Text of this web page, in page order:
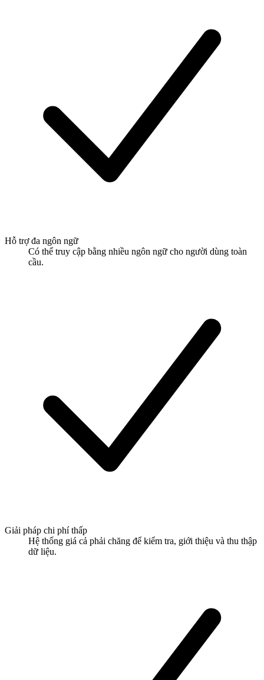
Hỗ trợ đa ngôn ngữ
Có thể truy cập bằng nhiều ngôn ngữ cho người dùng toàn
cầu.
Giải pháp chi phí thấp
Hệ thống giá cả phải chăng để kiểm tra, giới thiệu và thu thập
dữ liệu.